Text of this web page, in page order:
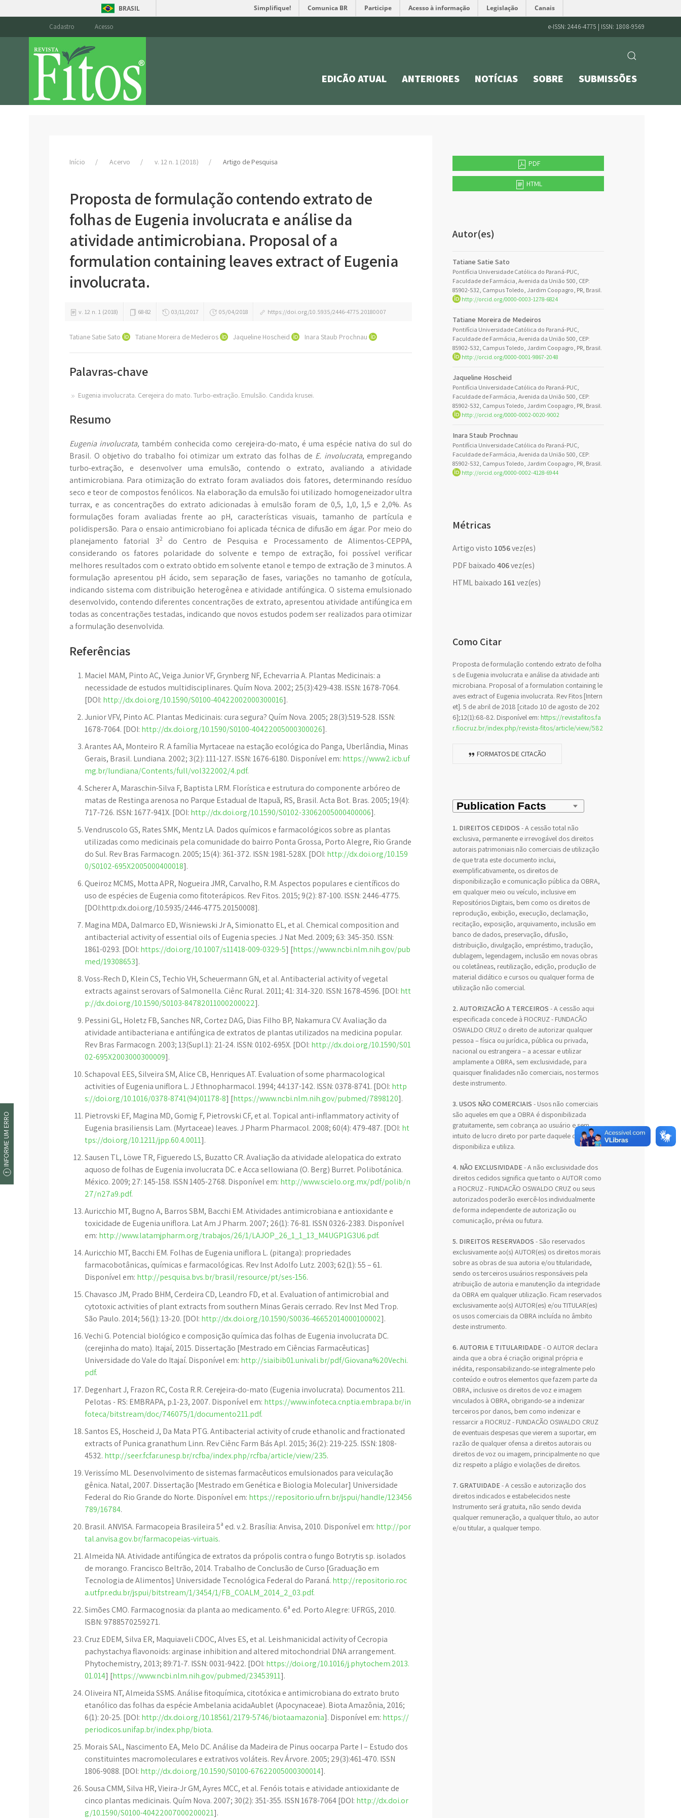
BRASIL Simplifique! Comunica BR Participe Acesso à informação Legislação Canais
Cadastro Acesso e-ISSN: 2446-4775 | ISSN: 1808-9569
EDIÇÃO ATUAL ANTERIORES NOTÍCIAS SOBRE SUBMISSÕES
Início Acervo v. 12 n. 1 (2018) Artigo de Pesquisa
Proposta de formulação contendo extrato de
folhas de Eugenia involucrata e análise da
atividade antimicrobiana. Proposal of a
formulation containing leaves extract of Eugenia
involucrata.
v. 12 n. 1 (2018) 68-82 03/11/2017 05/04/2018 https://doi.org/10.5935/2446-4775.20180007
Tatiane Satie Sato Tatiane Moreira de Medeiros Jaqueline Hoscheid Inara Staub Prochnau
Palavras-chave
Eugenia involucrata. Cerejeira do mato. Turbo-extração. Emulsão. Candida krusei.
Resumo
Eugenia involucrata,também conhecida como cerejeira-do-mato, é uma espécie nativa do sul do
Brasil. O objetivo do trabalho foi otimizar um extrato das folhas de E. involucrata, empregando
turbo-extração, e desenvolver uma emulsão, contendo o extrato, avaliando a atividade
antimicrobiana. Para otimização do extrato foram avaliados dois fatores, determinando resíduo
seco e teor de compostos fenólicos. Na elaboração da emulsão foi utilizado homogeneizador ultra
turrax, e as concentrações do extrato adicionadas à emulsão foram de 0,5, 1,0, 1,5 e 2,0%. As
formulações foram avaliadas frente ao pH, características visuais, tamanho de partícula e
polidispersão. Para o ensaio antimicrobiano foi aplicada técnica de difusão em ágar. Por meio do
planejamento fatorial 32
do Centro de Pesquisa e Processamento de Alimentos-CEPPA,
considerando os fatores polaridade do solvente e tempo de extração, foi possível verificar
melhores resultados com o extrato obtido em solvente etanol e tempo de extração de 3 minutos. A
formulação apresentou pH ácido, sem separação de fases, variações no tamanho de gotícula,
indicando sistema com distribuição heterogênea e atividade antifúngica. O sistema emulsionado
desenvolvido, contendo diferentes concentrações de extrato, apresentou atividade antifúngica em
todas as concentrações testadas, indicando que novos estudos podem ser realizados para otimizar
a formulação desenvolvida.
Referências
Maciel MAM, Pinto AC, Veiga Junior VF, Grynberg NF, Echevarria A. Plantas Medicinais: a
necessidade de estudos multidisciplinares. Quím Nova. 2002; 25(3):429-438. ISSN: 1678-7064.
[DOI: http://dx.doi.org/10.1590/S0100-40422002000300016].
Junior VFV, Pinto AC. Plantas Medicinais: cura segura? Quím Nova. 2005; 28(3):519-528. ISSN:
1678-7064. [DOI: http://dx.doi.org/10.1590/S0100-40422005000300026].
Arantes AA, Monteiro R. A família Myrtaceae na estação ecológica do Panga, Uberlândia, Minas
Gerais, Brasil. Lundiana. 2002; 3(2): 111-127. ISSN: 1676-6180. Disponível em: https://www2.icb.uf
mg.br/lundiana/Contents/full/vol322002/4.pdf.
Scherer A, Maraschin-Silva F, Baptista LRM. Florística e estrutura do componente arbóreo de
matas de Restinga arenosa no Parque Estadual de Itapuã, RS, Brasil. Acta Bot. Bras. 2005; 19(4):
717-726. ISSN: 1677-941X. [DOI: http://dx.doi.org/10.1590/S0102-33062005000400006].
Vendruscolo GS, Rates SMK, Mentz LA. Dados químicos e farmacológicos sobre as plantas
utilizadas como medicinais pela comunidade do bairro Ponta Grossa, Porto Alegre, Rio Grande
do Sul. Rev Bras Farmacogn. 2005; 15(4): 361-372. ISSN: 1981-528X. [DOI: http://dx.doi.org/10.159
0/S0102-695X2005000400018].
Queiroz MCMS, Motta APR, Nogueira JMR, Carvalho, R.M. Aspectos populares e científicos do
uso de espécies de Eugenia como fitoterápicos. Rev Fitos. 2015; 9(2): 87-100. ISSN: 2446-4775.
[DOI:http:dx.doi.org/10.5935/2446-4775.20150008].
Magina MDA, Dalmarco ED, Wisniewski Jr A, Simionatto EL, et al. Chemical composition and
antibacterial activity of essential oils of Eugenia species. J Nat Med. 2009; 63: 345-350. ISSN:
1861-0293. [DOI: https://doi.org/10.1007/s11418-009-0329-5] [https://www.ncbi.nlm.nih.gov/pub
med/19308653].
Voss-Rech D, Klein CS, Techio VH, Scheuermann GN, et al. Antibacterial activity of vegetal
extracts against serovars of Salmonella. Ciênc Rural. 2011; 41: 314-320. ISSN: 1678-4596. [DOI: htt
p://dx.doi.org/10.1590/S0103-84782011000200022].
Pessini GL, Holetz FB, Sanches NR, Cortez DAG, Dias Filho BP, Nakamura CV. Avaliação da
atividade antibacteriana e antifúngica de extratos de plantas utilizados na medicina popular.
Rev Bras Farmacogn. 2003; 13(Supl.1): 21-24. ISSN: 0102-695X. [DOI: http://dx.doi.org/10.1590/S01
02-695X2003000300009].
Schapoval EES, Silveira SM, Alice CB, Henriques AT. Evaluation of some pharmacological
activities of Eugenia uniflora L. J Ethnopharmacol. 1994; 44:137-142. ISSN: 0378-8741. [DOI: http
s://doi.org/10.1016/0378-8741(94)01178-8] [https://www.ncbi.nlm.nih.gov/pubmed/7898120].
Pietrovski EF, Magina MD, Gomig F, Pietrovski CF, et al. Topical anti-inflammatory activity of
Eugenia brasiliensis Lam. (Myrtaceae) leaves. J Pharm Pharmacol. 2008; 60(4): 479-487. [DOI: ht
tps://doi.org/10.1211/jpp.60.4.0011].
Sausen TL, Löwe TR, Figueredo LS, Buzatto CR. Avaliação da atividade alelopatica do extrato
aquoso de folhas de Eugenia involucrata DC. e Acca sellowiana (O. Berg) Burret. Polibotánica.
México. 2009; 27: 145-158. ISSN 1405-2768. Disponível em: http://www.scielo.org.mx/pdf/polib/n
27/n27a9.pdf.
Auricchio MT, Bugno A, Barros SBM, Bacchi EM. Atividades antimicrobiana e antioxidante e
toxicidade de Eugenia uniflora. Lat Am J Pharm. 2007; 26(1): 76-81. ISSN 0326-2383. Disponível
em: http://www.latamjpharm.org/trabajos/26/1/LAJOP_26_1_1_13_M4UGP1G3U6.pdf.
Auricchio MT, Bacchi EM. Folhas de Eugenia uniflora L. (pitanga): propriedades
farmacobotânicas, químicas e farmacológicas. Rev Inst Adolfo Lutz. 2003; 62(1): 55 – 61.
Disponível em: http://pesquisa.bvs.br/brasil/resource/pt/ses-156.
Chavasco JM, Prado BHM, Cerdeira CD, Leandro FD, et al. Evaluation of antimicrobial and
cytotoxic activities of plant extracts from southern Minas Gerais cerrado. Rev Inst Med Trop.
São Paulo. 2014; 56(1): 13-20. [DOI: http://dx.doi.org/10.1590/S0036-46652014000100002].
Vechi G. Potencial biológico e composição química das folhas de Eugenia involucrata DC.
(cerejinha do mato). Itajaí, 2015. Dissertação [Mestrado em Ciências Farmacêuticas]
Universidade do Vale do Itajaí. Disponível em: http://siaibib01.univali.br/pdf/Giovana%20Vechi.
pdf.
Degenhart J, Frazon RC, Costa R.R. Cerejeira-do-mato (Eugenia involucrata). Documentos 211.
Pelotas - RS: EMBRAPA, p.1-23, 2007. Disponível em: https://www.infoteca.cnptia.embrapa.br/in
foteca/bitstream/doc/746075/1/documento211.pdf.
Santos ES, Hoscheid J, Da Mata PTG. Antibacterial activity of crude ethanolic and fractionated
extracts of Punica granathum Linn. Rev Ciênc Farm Bás Apl. 2015; 36(2): 219-225. ISSN: 1808-
4532. http://seer.fcfar.unesp.br/rcfba/index.php/rcfba/article/view/235.
Verissímo ML. Desenvolvimento de sistemas farmacêuticos emulsionados para veiculação
gênica. Natal, 2007. Dissertação [Mestrado em Genética e Biologia Molecular] Universidade
Federal do Rio Grande do Norte. Disponível em: https://repositorio.ufrn.br/jspui/handle/123456
789/16784.
Brasil. ANVISA. Farmacopeia Brasileira 5ª ed. v.2. Brasília: Anvisa, 2010. Disponível em: http://por
tal.anvisa.gov.br/farmacopeias-virtuais.
Almeida NA. Atividade antifúngica de extratos da própolis contra o fungo Botrytis sp. isolados
de morango. Francisco Beltrão, 2014. Trabalho de Conclusão de Curso [Graduação em
Tecnologia de Alimentos] Universidade Tecnológica Federal do Paraná. http://repositorio.roc
a.utfpr.edu.br/jspui/bitstream/1/3454/1/FB_COALM_2014_2_03.pdf.
Simões CMO. Farmacognosia: da planta ao medicamento. 6ª ed. Porto Alegre: UFRGS, 2010.
ISBN: 9788570259271.
Cruz EDEM, Silva ER, Maquiaveli CDOC, Alves ES, et al. Leishmanicidal activity of Cecropia
pachystachya flavonoids: arginase inhibition and altered mitochondrial DNA arrangement.
Phytochemistry, 2013; 89:71-7. ISSN: 0031-9422. [DOI: https://doi.org/10.1016/j.phytochem.2013.
01.014] [https://www.ncbi.nlm.nih.gov/pubmed/23453911].
Oliveira NT, Almeida SSMS. Análise fitoquímica, citotóxica e antimicrobiana do extrato bruto
etanólico das folhas da espécie Ambelania acidaAublet (Apocynaceae). Biota Amazônia, 2016;
6(1): 20-25. [DOI: http://dx.doi.org/10.18561/2179-5746/biotaamazonia]. Disponível em: https://
periodicos.unifap.br/index.php/biota.
Morais SAL, Nascimento EA, Melo DC. Análise da Madeira de Pinus oocarpa Parte I – Estudo dos
constituintes macromoleculares e extrativos voláteis. Rev Árvore. 2005; 29(3):461-470. ISSN
1806-9088. [DOI: http://dx.doi.org/10.1590/S0100-67622005000300014].
Sousa CMM, Silva HR, Vieira-Jr GM, Ayres MCC, et al. Fenóis totais e atividade antioxidante de
cinco plantas medicinais. Quím Nova. 2007; 30(2): 351-355. ISSN 1678-7064 [DOI: http://dx.doi.or
g/10.1590/S0100-40422007000200021].
PDF
HTML
Autor(es)
Tatiane Satie Sato
Pontifícia Universidade Católica do Paraná-PUC,
Faculdade de Farmácia, Avenida da União 500, CEP:
85902-532, Campus Toledo, Jardim Coopagro, PR, Brasil.
http://orcid.org/0000-0003-1278-6824
Tatiane Moreira de Medeiros
Pontifícia Universidade Católica do Paraná-PUC,
Faculdade de Farmácia, Avenida da União 500, CEP:
85902-532, Campus Toledo, Jardim Coopagro, PR, Brasil.
http://orcid.org/0000-0001-9867-2048
Jaqueline Hoscheid
Pontifícia Universidade Católica do Paraná-PUC,
Faculdade de Farmácia, Avenida da União 500, CEP:
85902-532, Campus Toledo, Jardim Coopagro, PR, Brasil.
http://orcid.org/0000-0002-0020-9002
Inara Staub Prochnau
Pontifícia Universidade Católica do Paraná-PUC,
Faculdade de Farmácia, Avenida da União 500, CEP:
85902-532, Campus Toledo, Jardim Coopagro, PR, Brasil.
http://orcid.org/0000-0002-4128-6944
Métricas
Artigo visto 1056vez(es)
PDF baixado 406vez(es)
HTML baixado 161vez(es)
Como Citar
Proposta de formulação contendo extrato de folha
s de Eugenia involucrata e análise da atividade anti
microbiana. Proposal of a formulation containing le
aves extract of Eugenia involucrata. Rev Fitos [Intern
et]. 5 de abril de 2018 [citado 10 de agosto de 202
6];12(1):68-82. Disponível em: https://revistafitos.fa
r.fiocruz.br/index.php/revista-fitos/article/view/582
FORMATOS DE CITAÇÃO
1. DIREITOS CEDIDOS - A cessão total não
exclusiva, permanente e irrevogável dos direitos
autorais patrimoniais não comerciais de utilização
de que trata este documento inclui,
exemplificativamente, os direitos de
disponibilização e comunicação pública da OBRA,
em qualquer meio ou veículo, inclusive em
Repositórios Digitais, bem como os direitos de
reprodução, exibição, execução, declamação,
recitação, exposição, arquivamento, inclusão em
banco de dados, preservação, difusão,
distribuição, divulgação, empréstimo, tradução,
dublagem, legendagem, inclusão em novas obras
ou coletâneas, reutilização, edição, produção de
material didático e cursos ou qualquer forma de
utilização não comercial.
2. AUTORIZAÇÃO A TERCEIROS - A cessão aqui
especificada concede à FIOCRUZ - FUNDAÇÃO
OSWALDO CRUZ o direito de autorizar qualquer
pessoa – física ou jurídica, pública ou privada,
nacional ou estrangeira – a acessar e utilizar
amplamente a OBRA, sem exclusividade, para
quaisquer finalidades não comerciais, nos termos
deste instrumento.
3. USOS NÃO COMERCIAIS - Usos não comerciais
são aqueles em que a OBRA é disponibilizada
gratuitamente, sem cobrança ao usuário e sem
intuito de lucro direto por parte daquele que a
disponibiliza e utiliza.
4. NÃO EXCLUSIVIDADE- A não exclusividade dos
direitos cedidos significa que tanto o AUTOR como
a FIOCRUZ - FUNDAÇÃO OSWALDO CRUZ ou seus
autorizados poderão exercê-los individualmente
de forma independente de autorização ou
comunicação, prévia ou futura.
5. DIREITOS RESERVADOS - São reservados
exclusivamente ao(s) AUTOR(es) os direitos morais
sobre as obras de sua autoria e/ou titularidade,
sendo os terceiros usuários responsáveis pela
atribuição de autoria e manutenção da integridade
da OBRA em qualquer utilização. Ficam reservados
exclusivamente ao(s) AUTOR(es) e/ou TITULAR(es)
os usos comerciais da OBRA incluída no âmbito
deste instrumento.
6. AUTORIA E TITULARIDADE- O AUTOR declara
ainda que a obra é criação original própria e
inédita, responsabilizando-se integralmente pelo
conteúdo e outros elementos que fazem parte da
OBRA, inclusive os direitos de voz e imagem
vinculados à OBRA, obrigando-se a indenizar
terceiros por danos, bem como indenizar e
ressarcir a FIOCRUZ - FUNDAÇÃO OSWALDO CRUZ
de eventuais despesas que vierem a suportar, em
razão de qualquer ofensa a direitos autorais ou
direitos de voz ou imagem, principalmente no que
diz respeito a plágio e violações de direitos.
7. GRATUIDADE- A cessão e autorização dos
direitos indicados e estabelecidos neste
Instrumento será gratuita, não sendo devida
qualquer remuneração, a qualquer título, ao autor
e/ou titular, a qualquer tempo.
INFORME UM ERRO